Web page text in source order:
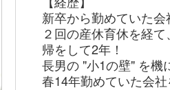
新卒から勤めていた会
２回の産休育休を経て
帰をして2年！
長男の "小1の壁" を機
春14年勤めていた会社